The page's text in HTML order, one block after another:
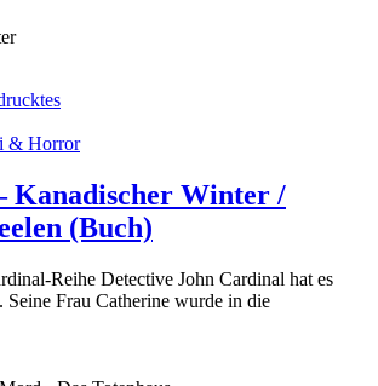
& Horror
Kanadischer Winter /
(Buch)
Reihe Detective John Cardinal hat es
Seine Frau Catherine wurde in die